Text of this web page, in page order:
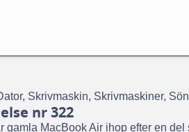
Skrivmaskin, Skrivmaskiner,
nr 322
gamla MacBook Air ihop efter en